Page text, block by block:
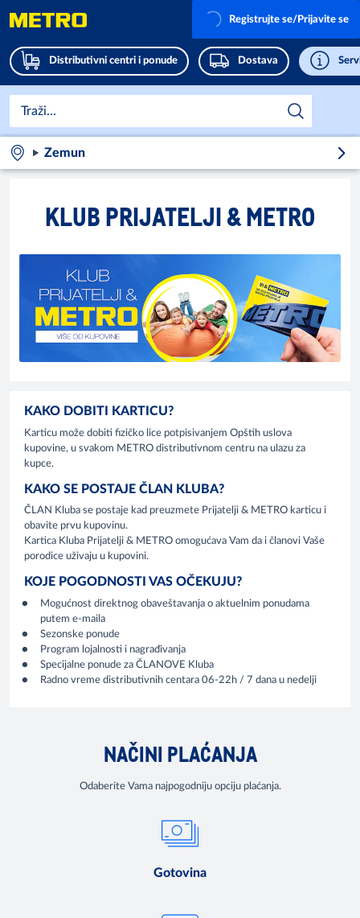
Distributivni centri i ponude Dostava
Registrujte se/Prijavite se
Zemun
KLUB PRIJATELJI & METRO
KAKO DOBITI KARTICU?
Karticu može dobiti fizičko lice potpisivanjem Opštih uslova
kupovine, u svakom METRO distributivnom centru na ulazu za
kupce.
KAKO SE POSTAJE ČLAN KLUBA?
ČLAN Kluba se postaje kad preuzmete Prijatelji & METRO karticu i
obavite prvu kupovinu.
Kartica Kluba Prijatelji & METRO omogućava Vam da i članovi Vaše
porodice uživaju u kupovini.
KOJE POGODNOSTI VAS OČEKUJU?
Mogućnost direktnog obaveštavanja o aktuelnim ponudama
putem e-maila
Sezonske ponude
Program lojalnosti i nagrađivanja
Specijalne ponude za ČLANOVE Kluba
Radno vreme distributivnih centara 06-22h / 7 dana u nedelji
NAČINI PLAĆANJA
Odaberite Vama najpogodniju opciju plaćanja.
Gotovina